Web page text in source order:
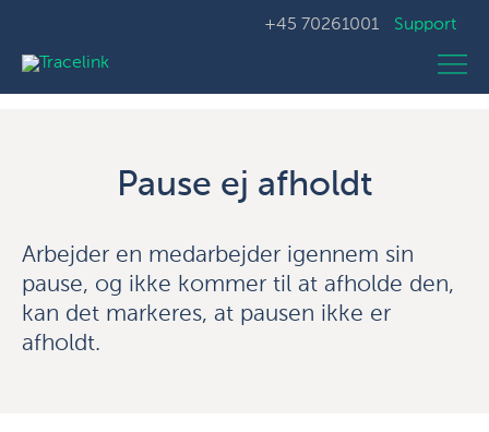
+45 70261001 Support
Pause ej afholdt
Arbejder en medarbejder igennem sin
pause, og ikke kommer til at afholde den,
kan det markeres, at pausen ikke er
afholdt.